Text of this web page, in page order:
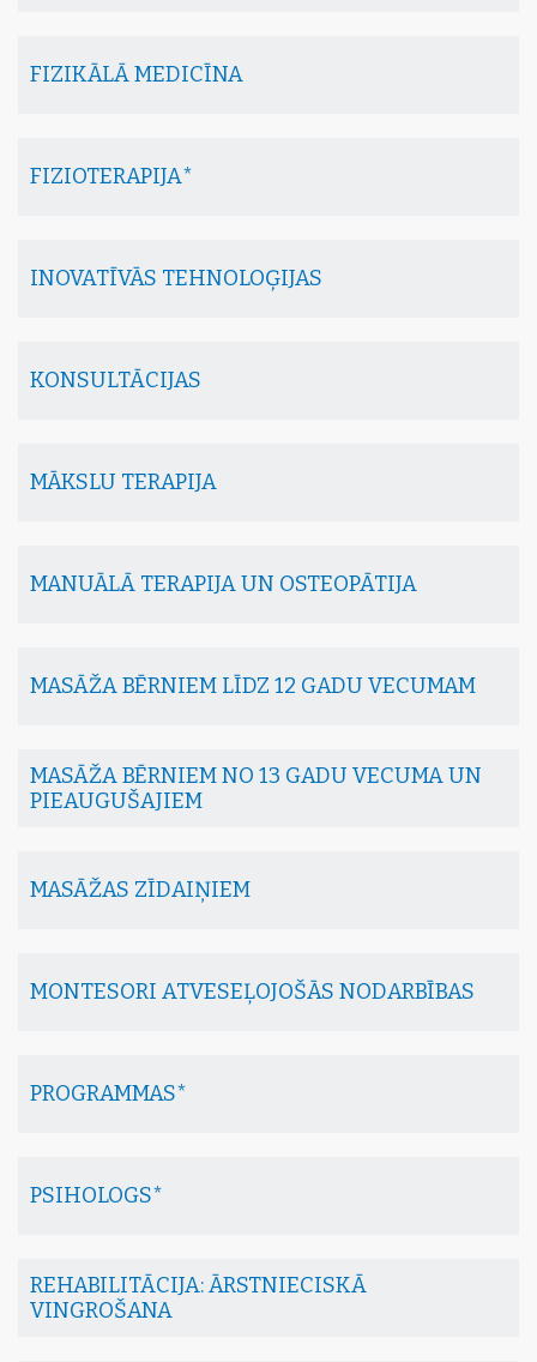
FIZIKĀLĀ MEDICĪNA
FIZIOTERAPIJA*
INOVATĪVĀS TEHNOLOĢIJAS
KONSULTĀCIJAS
MĀKSLU TERAPIJA
MANUĀLĀ TERAPIJA UN OSTEOPĀTIJA
MASĀŽA BĒRNIEM LĪDZ 12 GADU VECUMAM
MASĀŽA BĒRNIEM NO 13 GADU VECUMA UN
PIEAUGUŠAJIEM
MASĀŽAS ZĪDAIŅIEM
MONTESORI ATVESEĻOJOŠĀS NODARBĪBAS
PROGRAMMAS*
PSIHOLOGS*
REHABILITĀCIJA: ĀRSTNIECISKĀ
VINGROŠANA